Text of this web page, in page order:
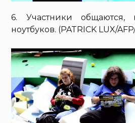
6. Участники общаются,
ноутбуков. (PATRICK LUX/